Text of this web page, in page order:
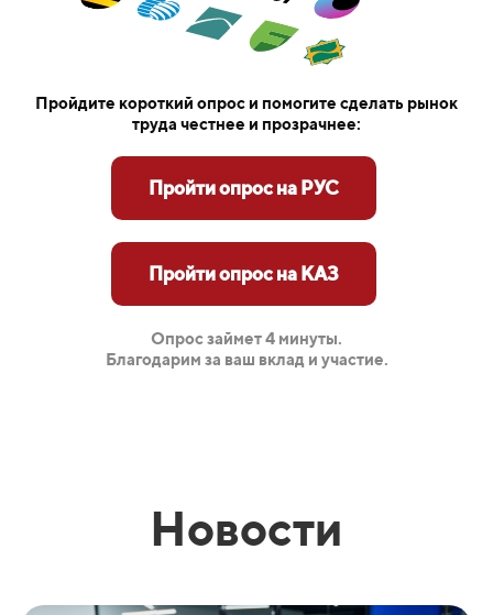
Пройдите короткий опрос и помогите сделать рынок
труда честнее и прозрачнее:
Пройти опрос на РУС
Пройти опрос на КАЗ
Опрос займет 4 минуты.
Благодарим за ваш вклад и участие.
Новости